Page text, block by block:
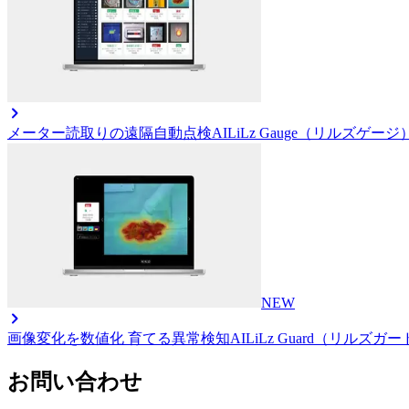
メーター読取りの遠隔自動点検AILiLz Gauge（リルズゲージ）
NEW
画像変化を数値化 育てる異常検知AILiLz Guard（リルズガー
お問い合わせ